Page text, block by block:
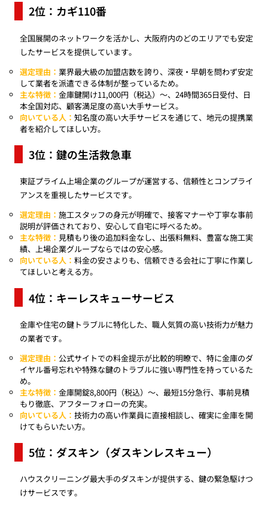
2位：カギ110番
全国展開のネットワークを活かし、大阪府内のどのエリアでも安定
したサービスを提供しています。
選定理由：業界最大級の加盟店数を誇り、深夜・早朝を問わず安定
して業者を派遣できる体制が整っているため。
主な特徴：金庫鍵開け11,000円（税込）〜、24時間365日受付、日
本全国対応、顧客満足度の高い大手サービス。
向いている人：知名度の高い大手サービスを通じて、地元の提携業
者を紹介してほしい方。
3位：鍵の生活救急車
東証プライム上場企業のグループが運営する、信頼性とコンプライ
アンスを重視したサービスです。
選定理由：施工スタッフの身元が明確で、接客マナーや丁寧な事前
説明が評価されており、安心して自宅に呼べるため。
主な特徴： 見積もり後の追加料金なし、出張料無料、豊富な施工実
績、上場企業グループならではの安心感。
向いている人：料金の安さよりも、信頼できる会社に丁寧に作業し
てほしいと考える方。
4位：キーレスキューサービス
金庫や住宅の鍵トラブルに特化した、職人気質の高い技術力が魅力
の業者です。
選定理由：公式サイトでの料金提示が比較的明瞭で、特に金庫のダ
イヤル番号忘れや特殊な鍵のトラブルに強い専門性を持っているた
め。
主な特徴：金庫開錠8,800円（税込）〜、最短15分急行、事前見積
もり徹底、アフターフォローの充実。
向いている人：技術力の高い作業員に直接相談し、確実に金庫を開
けてもらいたい方。
5位：ダスキン（ダスキンレスキュー）
ハウスクリーニング最大手のダスキンが提供する、鍵の緊急駆けつ
けサービスです。